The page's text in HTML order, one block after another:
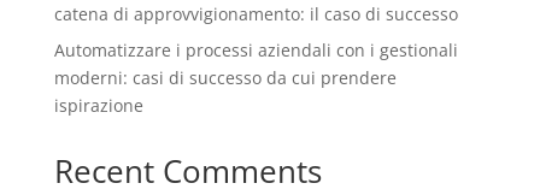
catena di approvvigionamento: il caso di successo
Automatizzare i processi aziendali con i gestionali
moderni: casi di successo da cui prendere
ispirazione
Recent Comments